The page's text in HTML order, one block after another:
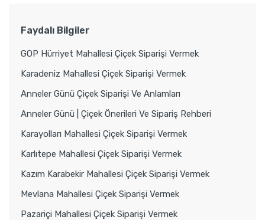
Faydalı Bilgiler
GOP Hürriyet Mahallesi Çiçek Siparişi Vermek
Karadeniz Mahallesi Çiçek Siparişi Vermek
Anneler Günü Çiçek Siparişi Ve Anlamları
Anneler Günü | Çiçek Önerileri Ve Sipariş Rehberi
Karayolları Mahallesi Çiçek Siparişi Vermek
Karlıtepe Mahallesi Çiçek Siparişi Vermek
Kazım Karabekir Mahallesi Çiçek Siparişi Vermek
Mevlana Mahallesi Çiçek Siparişi Vermek
Pazariçi Mahallesi Çiçek Siparişi Vermek